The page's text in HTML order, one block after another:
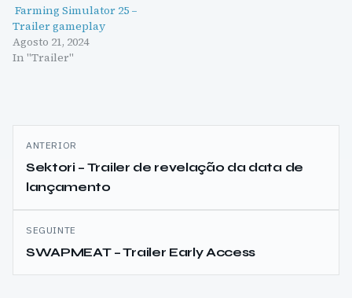
Farming Simulator 25 –
Trailer gameplay
Agosto 21, 2024
In "Trailer"
Navegação
de
artigos
ANTERIOR
Sektori – Trailer de revelação da data de
lançamento
SEGUINTE
SWAPMEAT – Trailer Early Access